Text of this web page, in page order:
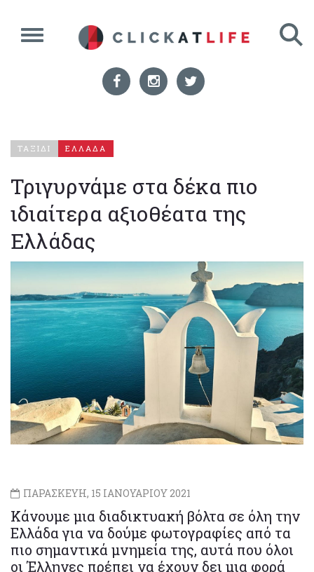
ΤΑΞΙΔΙ ΕΛΛΑΔΑ
Τριγυρνάμε στα δέκα πιο
ιδιαίτερα αξιοθέατα της
Ελλάδας
ΠΑΡΑΣΚΕΥΗ, 15 ΙΑΝΟΥΑΡΙΟΥ 2021
Κάνουμε μια διαδικτυακή βόλτα σε όλη την
Ελλάδα για να δούμε φωτογραφίες από τα
πιο σημαντικά μνημεία της, αυτά που όλοι
οι Έλληνες πρέπει να έχουν δει μια φορά